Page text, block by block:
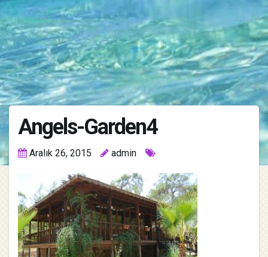
Angels-Garden4
Aralık 26, 2015 admin